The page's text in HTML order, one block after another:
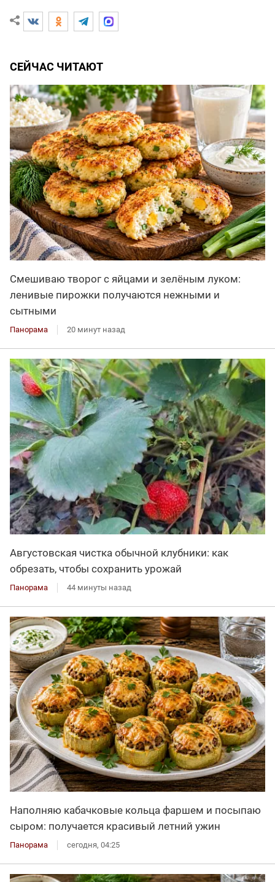
СЕЙЧАС ЧИТАЮТ
Смешиваю творог с яйцами и зелёным луком:
ленивые пирожки получаются нежными и
сытными
Панорама 20 минут назад
Августовская чистка обычной клубники: как
обрезать, чтобы сохранить урожай
Панорама 44 минуты назад
Наполняю кабачковые кольца фаршем и посыпаю
сыром: получается красивый летний ужин
Панорама сегодня, 04:25